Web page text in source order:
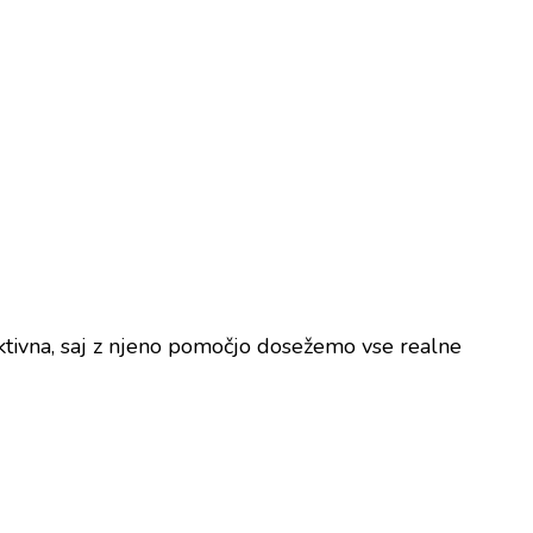
saj z njeno pomočjo dosežemo vse realne